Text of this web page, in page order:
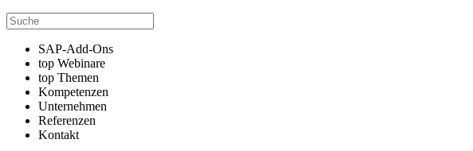
SAP-Add-Ons
top Webinare
top Themen
Kompetenzen
Unternehmen
Referenzen
Kontakt